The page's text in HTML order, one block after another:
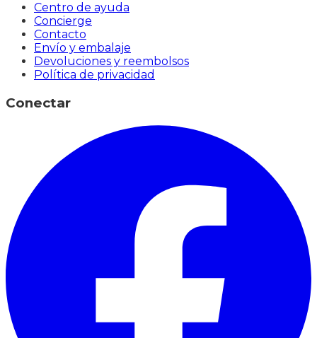
Centro de ayuda
Concierge
Contacto
Envío y embalaje
Devoluciones y reembolsos
Política de privacidad
Conectar